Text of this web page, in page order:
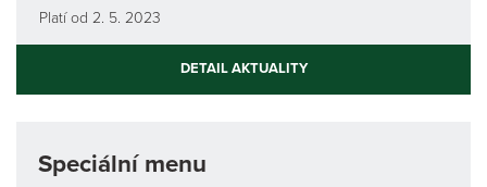
Platí od 2. 5. 2023
DETAIL AKTUALITY
Speciální menu